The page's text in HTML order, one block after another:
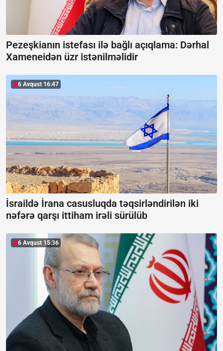
Pezeşkianın istefası ilə bağlı açıqlama: Dərhal
Xameneidən üzr istənilməlidir
6 Avqust 16:47
İsraildə İrana casusluqda təqsirləndirilən iki
nəfərə qarşı ittiham irəli sürülüb
6 Avqust 15:36